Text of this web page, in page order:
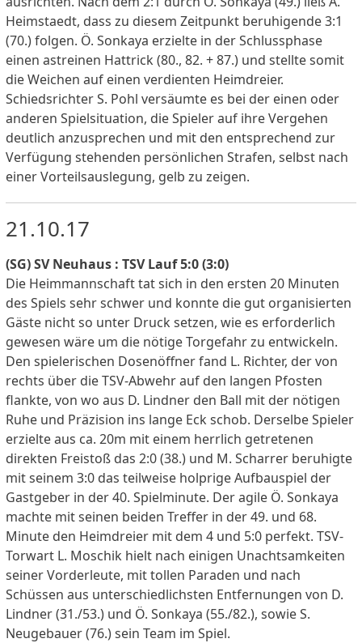
Heimstaedt, dass zu diesem Zeitpunkt beruhigende 3:1
(70.) folgen. Ö. Sonkaya erzielte in der Schlussphase
einen astreinen Hattrick (80., 82. + 87.) und stellte somit
die Weichen auf einen verdienten Heimdreier.
Schiedsrichter S. Pohl versäumte es bei der einen oder
anderen Spielsituation, die Spieler auf ihre Vergehen
deutlich anzusprechen und mit den entsprechend zur
Verfügung stehenden persönlichen Strafen, selbst nach
einer Vorteilsauslegung, gelb zu zeigen.
21.10.17
(SG) SV Neuhaus : TSV Lauf 5:0 (3:0)
Die Heimmannschaft tat sich in den ersten 20 Minuten
des Spiels sehr schwer und konnte die gut organisierten
Gäste nicht so unter Druck setzen, wie es erforderlich
gewesen wäre um die nötige Torgefahr zu entwickeln.
Den spielerischen Dosenöffner fand L. Richter, der von
rechts über die TSV-Abwehr auf den langen Pfosten
flankte, von wo aus D. Lindner den Ball mit der nötigen
Ruhe und Präzision ins lange Eck schob. Derselbe Spieler
erzielte aus ca. 20m mit einem herrlich getretenen
direkten Freistoß das 2:0 (38.) und M. Scharrer beruhigte
mit seinem 3:0 das teilweise holprige Aufbauspiel der
Gastgeber in der 40. Spielminute. Der agile Ö. Sonkaya
machte mit seinen beiden Treffer in der 49. und 68.
Minute den Heimdreier mit dem 4 und 5:0 perfekt. TSV-
Torwart L. Moschik hielt nach einigen Unachtsamkeiten
seiner Vorderleute, mit tollen Paraden und nach
Schüssen aus unterschiedlichsten Entfernungen von D.
Lindner (31./53.) und Ö. Sonkaya (55./82.), sowie S.
Neugebauer (76.) sein Team im Spiel.